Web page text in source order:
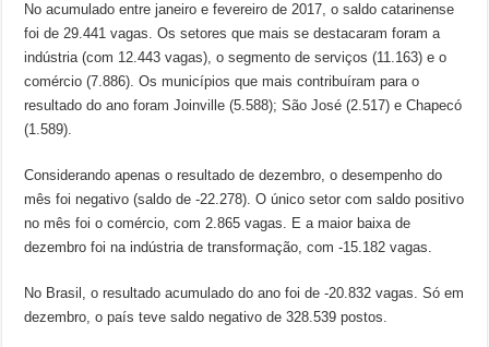
No acumulado entre janeiro e fevereiro de 2017, o saldo catarinense
foi de 29.441 vagas. Os setores que mais se destacaram foram a
indústria (com 12.443 vagas), o segmento de serviços (11.163) e o
comércio (7.886). Os municípios que mais contribuíram para o
resultado do ano foram Joinville (5.588); São José (2.517) e Chapecó
(1.589).
Considerando apenas o resultado de dezembro, o desempenho do
mês foi negativo (saldo de -22.278). O único setor com saldo positivo
no mês foi o comércio, com 2.865 vagas. E a maior baixa de
dezembro foi na indústria de transformação, com -15.182 vagas.
No Brasil, o resultado acumulado do ano foi de -20.832 vagas. Só em
dezembro, o país teve saldo negativo de 328.539 postos.